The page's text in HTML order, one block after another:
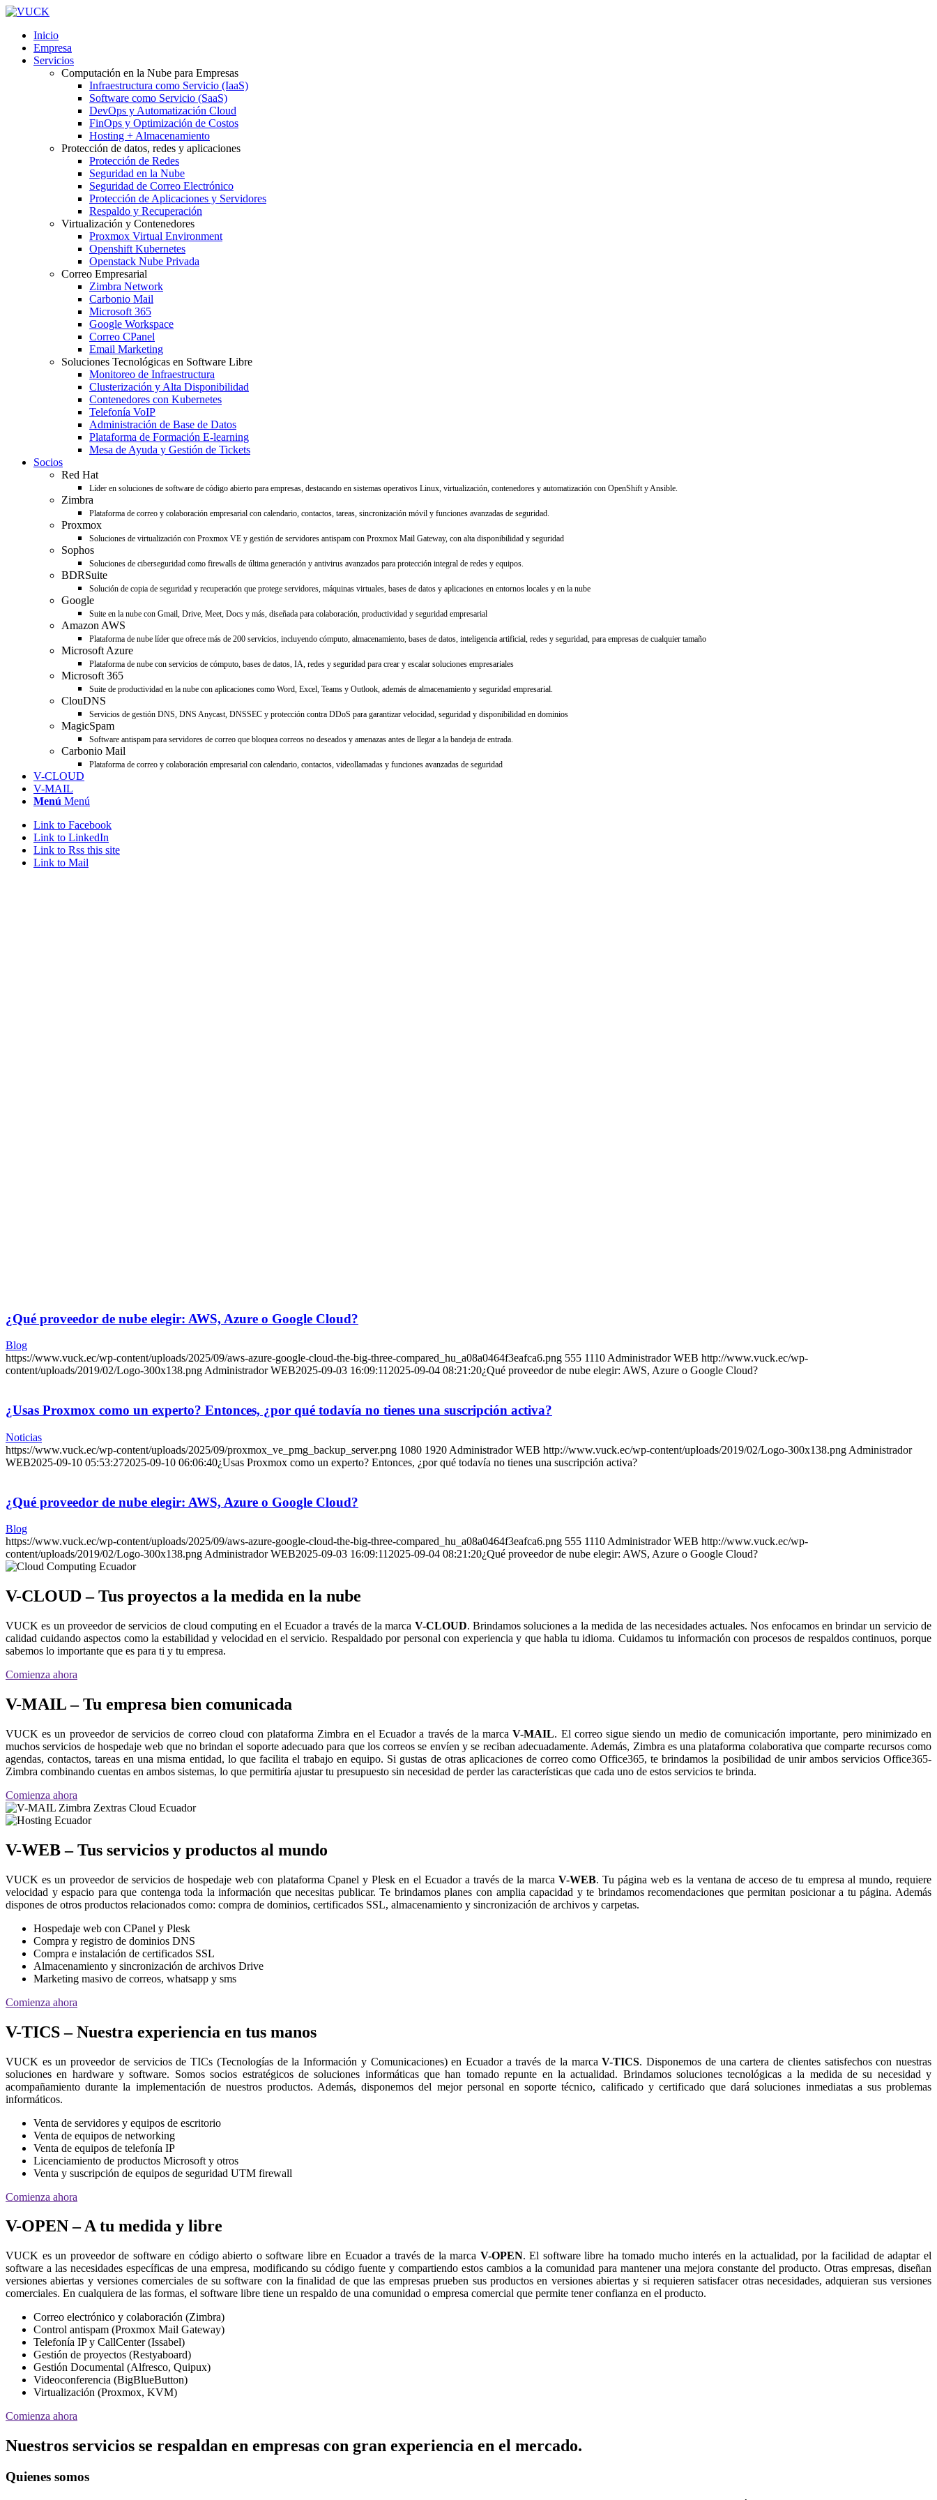
Inicio
Empresa
Servicios
Computación en la Nube para Empresas
Infraestructura como Servicio (IaaS)
Software como Servicio (SaaS)
DevOps y Automatización Cloud
FinOps y Optimización de Costos
Hosting + Almacenamiento
Protección de datos, redes y aplicaciones
Protección de Redes
Seguridad en la Nube
Seguridad de Correo Electrónico
Protección de Aplicaciones y Servidores
Respaldo y Recuperación
Virtualización y Contenedores
Proxmox Virtual Environment
Openshift Kubernetes
Openstack Nube Privada
Correo Empresarial
Zimbra Network
Carbonio Mail
Microsoft 365
Google Workspace
Correo CPanel
Email Marketing
Soluciones Tecnológicas en Software Libre
Monitoreo de Infraestructura
Clusterización y Alta Disponibilidad
Contenedores con Kubernetes
Telefonía VoIP
Administración de Base de Datos
Plataforma de Formación E-learning
Mesa de Ayuda y Gestión de Tickets
Socios
Red Hat
Líder en soluciones de software de código abierto para empresas, destacando en sistemas operativos Linux, virtualización, contenedores y automatización con OpenShift y Ansible.
Zimbra
Plataforma de correo y colaboración empresarial con calendario, contactos, tareas, sincronización móvil y funciones avanzadas de seguridad.
Proxmox
Soluciones de virtualización con Proxmox VE y gestión de servidores antispam con Proxmox Mail Gateway, con alta disponibilidad y seguridad
Sophos
Soluciones de ciberseguridad como firewalls de última generación y antivirus avanzados para protección integral de redes y equipos.
BDRSuite
Solución de copia de seguridad y recuperación que protege servidores, máquinas virtuales, bases de datos y aplicaciones en entornos locales y en la nube
Google
Suite en la nube con Gmail, Drive, Meet, Docs y más, diseñada para colaboración, productividad y seguridad empresarial
Amazon AWS
Plataforma de nube líder que ofrece más de 200 servicios, incluyendo cómputo, almacenamiento, bases de datos, inteligencia artificial, redes y seguridad, para empresas de cualquier tamaño
Microsoft Azure
Plataforma de nube con servicios de cómputo, bases de datos, IA, redes y seguridad para crear y escalar soluciones empresariales
Microsoft 365
Suite de productividad en la nube con aplicaciones como Word, Excel, Teams y Outlook, además de almacenamiento y seguridad empresarial.
ClouDNS
Servicios de gestión DNS, DNS Anycast, DNSSEC y protección contra DDoS para garantizar velocidad, seguridad y disponibilidad en dominios
MagicSpam
Software antispam para servidores de correo que bloquea correos no deseados y amenazas antes de llegar a la bandeja de entrada.
Carbonio Mail
Plataforma de correo y colaboración empresarial con calendario, contactos, videollamadas y funciones avanzadas de seguridad
V-CLOUD
V-MAIL
Menú Menú
Link to Facebook
Link to LinkedIn
Link to Rss this site
Link to Mail
¿Qué proveedor de nube elegir: AWS, Azure o Google Cloud?
Blog
https://www.vuck.ec/wp-content/uploads/2025/09/aws-azure-google-cloud-the-big-three-compared_hu_a08a0464f3eafca6.png 555 1110Administrador WEB http://www.vuck.ec/wp-
content/uploads/2019/02/Logo-300x138.pngAdministrador WEB2025-09-03 16:09:112025-09-04 08:21:20¿Qué proveedor de nube elegir: AWS, Azure o Google Cloud?
¿Usas Proxmox como un experto? Entonces, ¿por qué todavía no tienes una suscripción activa?
Noticias
https://www.vuck.ec/wp-content/uploads/2025/09/proxmox_ve_pmg_backup_server.png 1080 1920 Administrador WEB http://www.vuck.ec/wp-content/uploads/2019/02/Logo-300x138.png Administrador
WEB2025-09-10 05:53:272025-09-10 06:06:40¿Usas Proxmox como un experto? Entonces, ¿por qué todavía no tienes una suscripción activa?
¿Qué proveedor de nube elegir: AWS, Azure o Google Cloud?
Blog
https://www.vuck.ec/wp-content/uploads/2025/09/aws-azure-google-cloud-the-big-three-compared_hu_a08a0464f3eafca6.png 555 1110 Administrador WEB http://www.vuck.ec/wp-
content/uploads/2019/02/Logo-300x138.png Administrador WEB2025-09-03 16:09:11 2025-09-04 08:21:20¿Qué proveedor de nube elegir: AWS, Azure o Google Cloud?
V-CLOUD – Tus proyectos a la medida en la nube
VUCK es un proveedor de servicios de cloud computing en el Ecuador a través de la marca V-CLOUD. Brindamos soluciones a la medida de las necesidades actuales. Nos enfocamos en brindar un servicio de
calidad cuidando aspectos como la estabilidad y velocidad en el servicio. Respaldado por personal con experiencia y que habla tu idioma. Cuidamos tu información con procesos de respaldos continuos, porque
sabemos lo importante que es para ti y tu empresa.
Comienza ahora
V-MAIL – Tu empresa bien comunicada
VUCK es un proveedor de servicios de correo cloud con plataforma Zimbra en el Ecuador a través de la marcaV-MAIL. El correo sigue siendo un medio de comunicación importante, pero minimizado en
muchos servicios de hospedaje web que no brindan el soporte adecuado para que los correos se envíen y se reciban adecuadamente. Además, Zimbra es una plataforma colaborativa que comparte recursos como
agendas, contactos, tareas en una misma entidad, lo que facilita el trabajo en equipo. Si gustas de otras aplicaciones de correo como Office365, te brindamos la posibilidad de unir ambos servicios Office365-
Zimbra combinando cuentas en ambos sistemas, lo que permitiría ajustar tu presupuesto sin necesidad de perder las características que cada uno de estos servicios te brinda.
Comienza ahora
V-WEB – Tus servicios y productos al mundo
VUCK es un proveedor de servicios de hospedaje web con plataforma Cpanel y Plesk en el Ecuador a través de la marca V-WEB. Tu página web es la ventana de acceso de tu empresa al mundo, requiere
velocidad y espacio para que contenga toda la información que necesitas publicar. Te brindamos planes con amplia capacidad y te brindamos recomendaciones que permitan posicionar a tu página. Además
dispones de otros productos relacionados como: compra de dominios, certificados SSL, almacenamiento y sincronización de archivos y carpetas.
Hospedaje web con CPanel y Plesk
Compra y registro de dominios DNS
Compra e instalación de certificados SSL
Almacenamiento y sincronización de archivos Drive
Marketing masivo de correos, whatsapp y sms
Comienza ahora
V-TICS – Nuestra experiencia en tus manos
VUCK es un proveedor de servicios de TICs (Tecnologías de la Información y Comunicaciones) en Ecuador a través de la marcaV-TICS. Disponemos de una cartera de clientes satisfechos con nuestras
soluciones en hardware y software. Somos socios estratégicos de soluciones informáticas que han tomado repunte en la actualidad. Brindamos soluciones tecnológicas a la medida de su necesidad y
acompañamiento durante la implementación de nuestros productos. Además, disponemos del mejor personal en soporte técnico, calificado y certificado que dará soluciones inmediatas a sus problemas
informáticos.
Venta de servidores y equipos de escritorio
Venta de equipos de networking
Venta de equipos de telefonía IP
Licenciamiento de productos Microsoft y otros
Venta y suscripción de equipos de seguridad UTM firewall
Comienza ahora
V-OPEN – A tu medida y libre
VUCK es un proveedor de software en código abierto o software libre en Ecuador a través de la marca V-OPEN. El software libre ha tomado mucho interés en la actualidad, por la facilidad de adaptar el
software a las necesidades específicas de una empresa, modificando su código fuente y compartiendo estos cambios a la comunidad para mantener una mejora constante del producto. Otras empresas, diseñan
versiones abiertas y versiones comerciales de su software con la finalidad de que las empresas prueben sus productos en versiones abiertas y si requieren satisfacer otras necesidades, adquieran sus versiones
comerciales. En cualquiera de las formas, el software libre tiene un respaldo de una comunidad o empresa comercial que permite tener confianza en el producto.
Correo electrónico y colaboración (Zimbra)
Control antispam (Proxmox Mail Gateway)
Telefonía IP y CallCenter (Issabel)
Gestión de proyectos (Restyaboard)
Gestión Documental (Alfresco, Quipux)
Videoconferencia (BigBlueButton)
Virtualización (Proxmox, KVM)
Comienza ahora
Nuestros servicios se respaldan en empresas con gran experiencia en el mercado.
Quienes somos